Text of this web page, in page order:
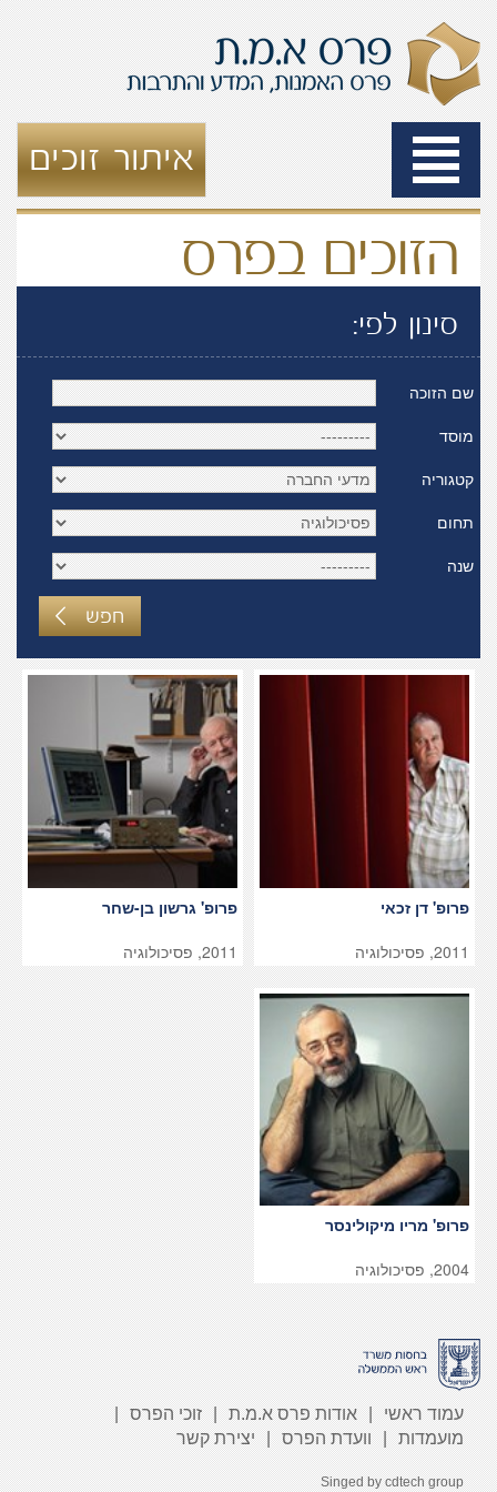
Toggle
navigation
איתור זוכים
הזוכים בפרס
סינון לפי:
שם הזוכה
מוסד
קטגוריה
תחום
שנה
חפש
פרופ' דן זכאי
2011, פסיכולוגיה
פרופ' גרשון בן-שחר
2011, פסיכולוגיה
פרופ' מריו מיקולינסר
2004, פסיכולוגיה
עמוד ראשי אודות פרס א.מ.ת
זוכי הפרס
מועמדות
וועדת הפרס יצירת קשר
Singed bycdtech group